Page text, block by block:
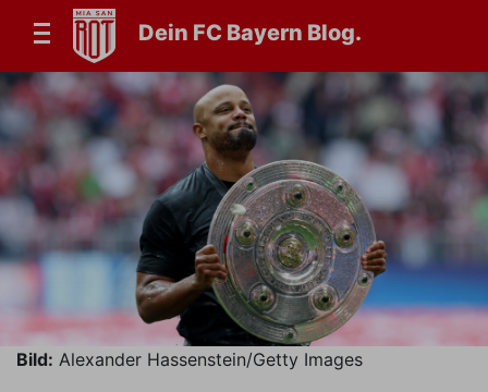
Dein FC Bayern Blog.
Bild: Alexander Hassenstein/Getty Images